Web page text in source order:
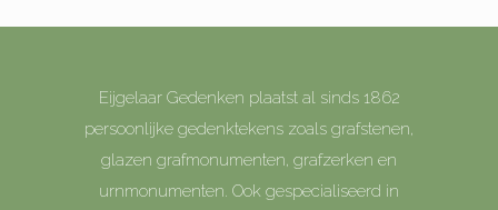
Eijgelaar Gedenken plaatst al sinds 1862
persoonlijke gedenktekens zoals grafstenen,
glazen grafmonumenten, grafzerken en
urnmonumenten. Ook gespecialiseerd in